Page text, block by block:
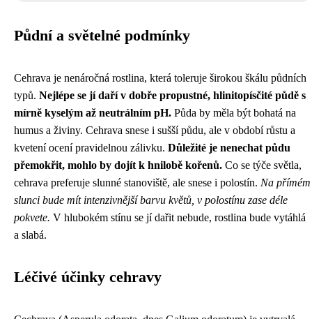
Půdní a světelné podmínky
Cehrava je nenáročná rostlina, která toleruje širokou škálu půdních
typů. Nejlépe se jí daří v dobře propustné, hlinitopísčité půdě s
mírně kyselým až neutrálním pH. Půda by měla být bohatá na
humus a živiny. Cehrava snese i sušší půdu, ale v období růstu a
kvetení ocení pravidelnou zálivku. Důležité je nenechat půdu
přemokřit, mohlo by dojít k hnilobě kořenů. Co se týče světla,
cehrava preferuje slunné stanoviště, ale snese i polostín. Na přímém
slunci bude mít intenzivnější barvu květů, v polostínu zase déle
pokvete. V hlubokém stínu se jí dařit nebude, rostlina bude vytáhlá
a slabá.
Léčivé účinky cehravy